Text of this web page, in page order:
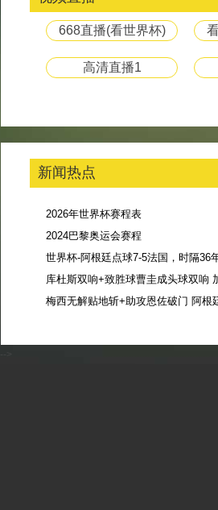
668直播(看世界杯)
高清直播1
新闻热点
2026年世界杯赛程表
2024巴黎奥运会赛程
库杜斯双响+致胜球曹圭成头球双响